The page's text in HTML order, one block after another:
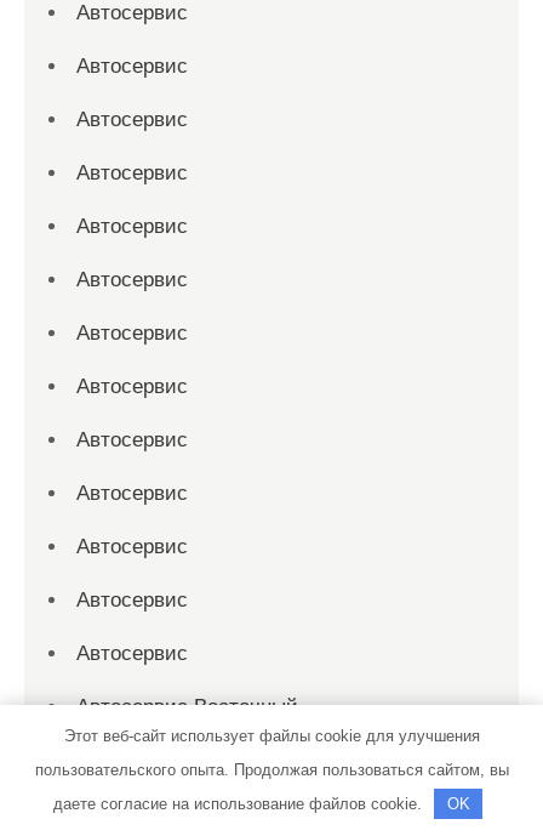
Автосервис
Автосервис
Автосервис
Автосервис
Автосервис
Автосервис
Автосервис
Автосервис
Автосервис
Автосервис
Автосервис
Автосервис
Автосервис
Автосервис Восточный
Автосервис и Автомойка
АВТОсервис Малая Приваловка
Этот веб-сайт использует файлы cookie для улучшения
пользовательского опыта. Продолжая пользоваться сайтом, вы
даете согласие на использование файлов cookie.
OK